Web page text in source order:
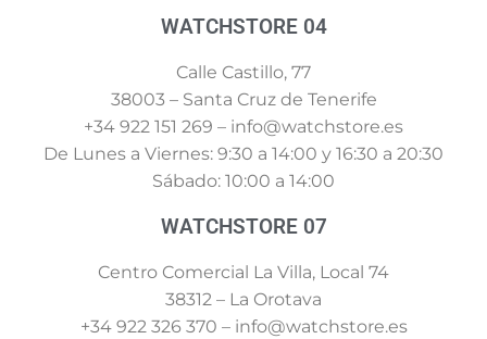
WATCHSTORE 04
Calle Castillo, 77
38003 – Santa Cruz de Tenerife
+34 922 151 269 – info@watchstore.es
De Lunes a Viernes: 9:30 a 14:00 y 16:30 a 20:30
Sábado: 10:00 a 14:00
WATCHSTORE 07
Centro Comercial La Villa, Local 74
38312 – La Orotava
+34 922 326 370 – info@watchstore.es